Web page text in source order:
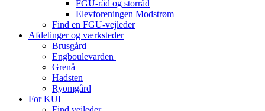
FGU-råd og storråd
Elevforeningen Modstrøm
Find en FGU-vejleder
Afdelinger og værksteder
Brusgård
Engboulevarden
Grenå
Hadsten
Ryomgård
For KUI